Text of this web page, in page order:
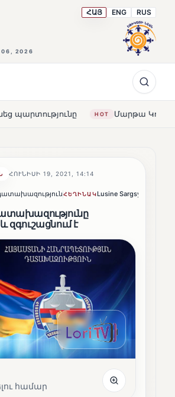
2026
ՀԱՅ ENG RUS
HOT Մարթա Կոս. «Հայաստանն ու
ՀՈՒՆԻՍԻ 19, 2021, 14:14
ՀԵՂԻՆԱԿLusine Sargsyan
զգուշացնում է
համար